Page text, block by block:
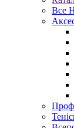
Все